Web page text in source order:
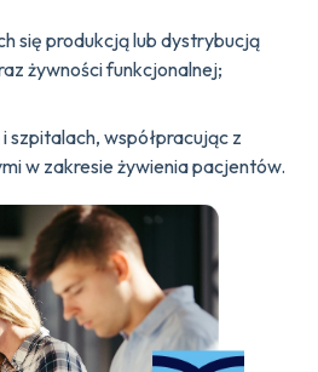
się produkcją lub dystrybucją
żywności funkcjonalnej;
szpitalach, współpracując z
w zakresie żywienia pacjentów.